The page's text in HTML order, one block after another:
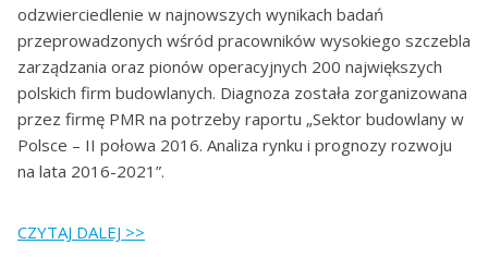
odzwierciedlenie w najnowszych wynikach badań
przeprowadzonych wśród pracowników wysokiego szczebla
zarządzania oraz pionów operacyjnych 200 największych
polskich firm budowlanych. Diagnoza została zorganizowana
przez firmę PMR na potrzeby raportu „Sektor budowlany w
Polsce – II połowa 2016. Analiza rynku i prognozy rozwoju
na lata 2016-2021”.
CZYTAJ DALEJ >>